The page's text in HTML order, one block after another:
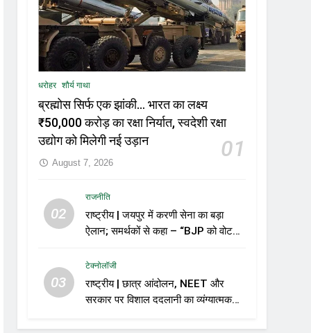
धरोहर शौर्य गाथा
ब्रह्मोस सिर्फ एक झांकी… भारत का लक्ष्य
₹50,000 करोड़ का रक्षा निर्यात, स्वदेशी रक्षा
उद्योग को मिलेगी नई उड़ान
01
August 7, 2026
02
राजनीति
राष्ट्रीय | जयपुर में करणी सेना का बड़ा
ऐलान; समर्थकों से कहा – “BJP को वोट
03
टेक्नोलॉजी
राष्ट्रीय | छात्र आंदोलन, NEET और
सरकार पर विशाल ददलानी का व्यंग्यात्मक